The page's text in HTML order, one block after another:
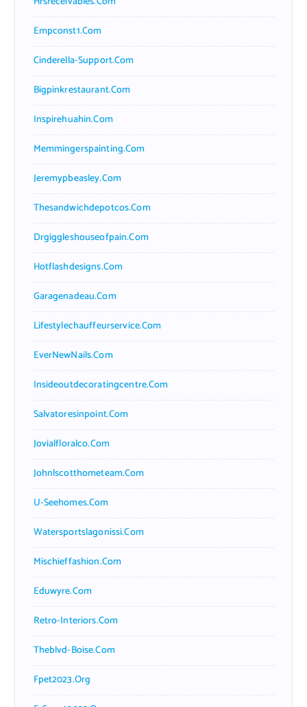
Empconst1.com
Cinderella-Support.com
Bigpinkrestaurant.com
Inspirehuahin.com
Memmingerspainting.com
Jeremypbeasley.com
Thesandwichdepotcos.com
Drgiggleshouseofpain.com
Hotflashdesigns.com
Garagenadeau.com
Lifestylechauffeurservice.com
EverNewNails.com
Insideoutdecoratingcentre.com
Salvatoresinpoint.com
Jovialfloralco.com
Johnlscotthometeam.com
U-Seehomes.com
Watersportslagonissi.com
Mischieffashion.com
Eduwyre.com
Retro-Interiors.com
Theblvd-Boise.com
Fpet2023.org